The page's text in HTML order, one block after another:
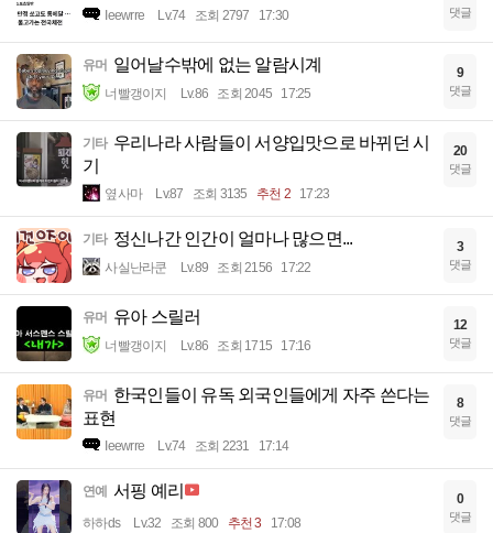
Ieewrre Lv.74 조회 2797 17:30 댓글
유머 일어날수밖에 없는 알람시계
너빨갱이지 Lv.86 조회 2045 17:25
9
댓글
기타 우리나라 사람들이 서양입맛으로 바뀌던 시
기
옆사마 Lv.87 조회 3135 추천 2 17:23
20
댓글
기타 정신나간 인간이 얼마나 많으면...
사실난라쿤 Lv.89 조회 2156 17:22
3
댓글
유머 유아 스릴러
너빨갱이지 Lv.86 조회 1715 17:16
12
댓글
유머 한국인들이 유독 외국인들에게 자주 쓴다는
표현
Ieewrre Lv.74 조회 2231 17:14
8
댓글
연예 서핑 예리
하하ds Lv.32 조회 800 추천 3 17:08
0
댓글